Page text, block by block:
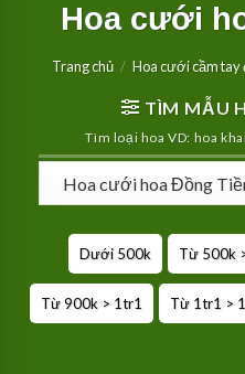
Hoa cưới
Trang chủ / Hoa cưới cầm tay
TÌM MẪU
Tìm loại hoa VD: hoa
Dưới 500k Từ 500k
Từ 900k > 1tr1 Từ 1tr1 >